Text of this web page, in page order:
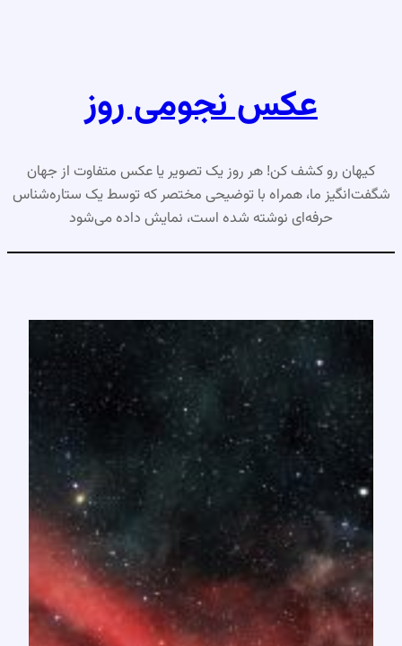
عکس نجومی روز
کیهان رو کشف کن! هر روز یک تصویر یا عکس متفاوت از جهان
شگفت‌انگیز ما، همراه با توضیحی مختصر که توسط یک ستاره‌شناس
حرفه‌ای نوشته شده است، نمایش داده می‌شود